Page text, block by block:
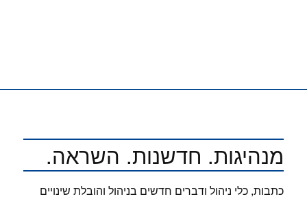
מנהיגות. חדשנות. השראה.
כתבות, כלי ניהול ודברים חדשים בניהול והובלת שינויים